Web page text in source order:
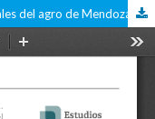
Entre fincas y puestos. Trabajadoras rurales del agro de Mendoza (1960-2020)